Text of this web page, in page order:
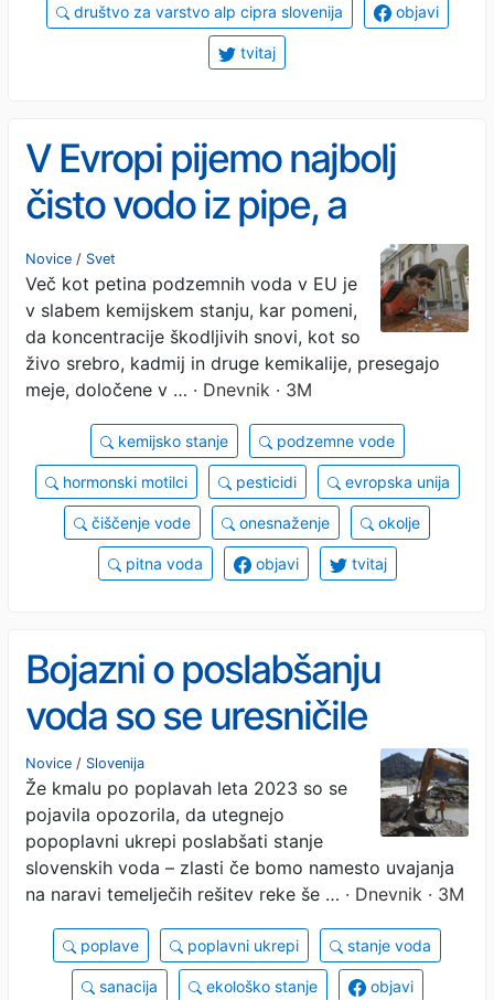
društvo za varstvo alp cipra slovenija objavi
tvitaj
V Evropi pijemo najbolj
čisto vodo iz pipe, a
Slovenija je daleč od vrha
Novice / Svet
Več kot petina podzemnih voda v EU je
v slabem kemijskem stanju, kar pomeni,
da koncentracije škodljivih snovi, kot so
živo srebro, kadmij in druge kemikalije, presegajo
meje, določene v … · Dnevnik · 3M
kemijsko stanje podzemne vode
hormonski motilci pesticidi evropska unija
čiščenje vode onesnaženje okolje
pitna voda objavi tvitaj
Bojazni o poslabšanju
voda so se uresničile
Novice / Slovenija
Že kmalu po poplavah leta 2023 so se
pojavila opozorila, da utegnejo
popoplavni ukrepi poslabšati stanje
slovenskih voda – zlasti če bomo namesto uvajanja
na naravi temelječih rešitev reke še … · Dnevnik · 3M
poplave poplavni ukrepi stanje voda
sanacija ekološko stanje objavi